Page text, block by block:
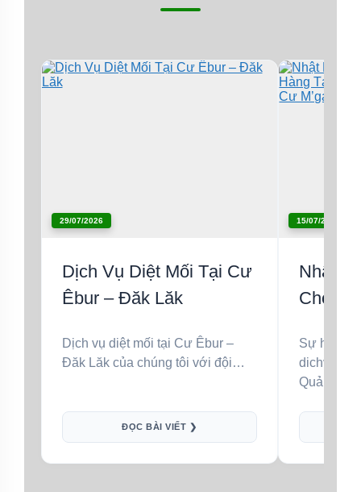
29/07/2026
Dịch Vụ Diệt Mối Tại Cư
Êbur – Đăk Lăk
Dịch vụ diệt mối tại Cư Êbur –
Đăk Lăk của chúng tôi với đội…
ĐỌC BÀI VIẾT ❯
15/07/2026
Nhật
Cho
Cư
Sự hiện
Quảng